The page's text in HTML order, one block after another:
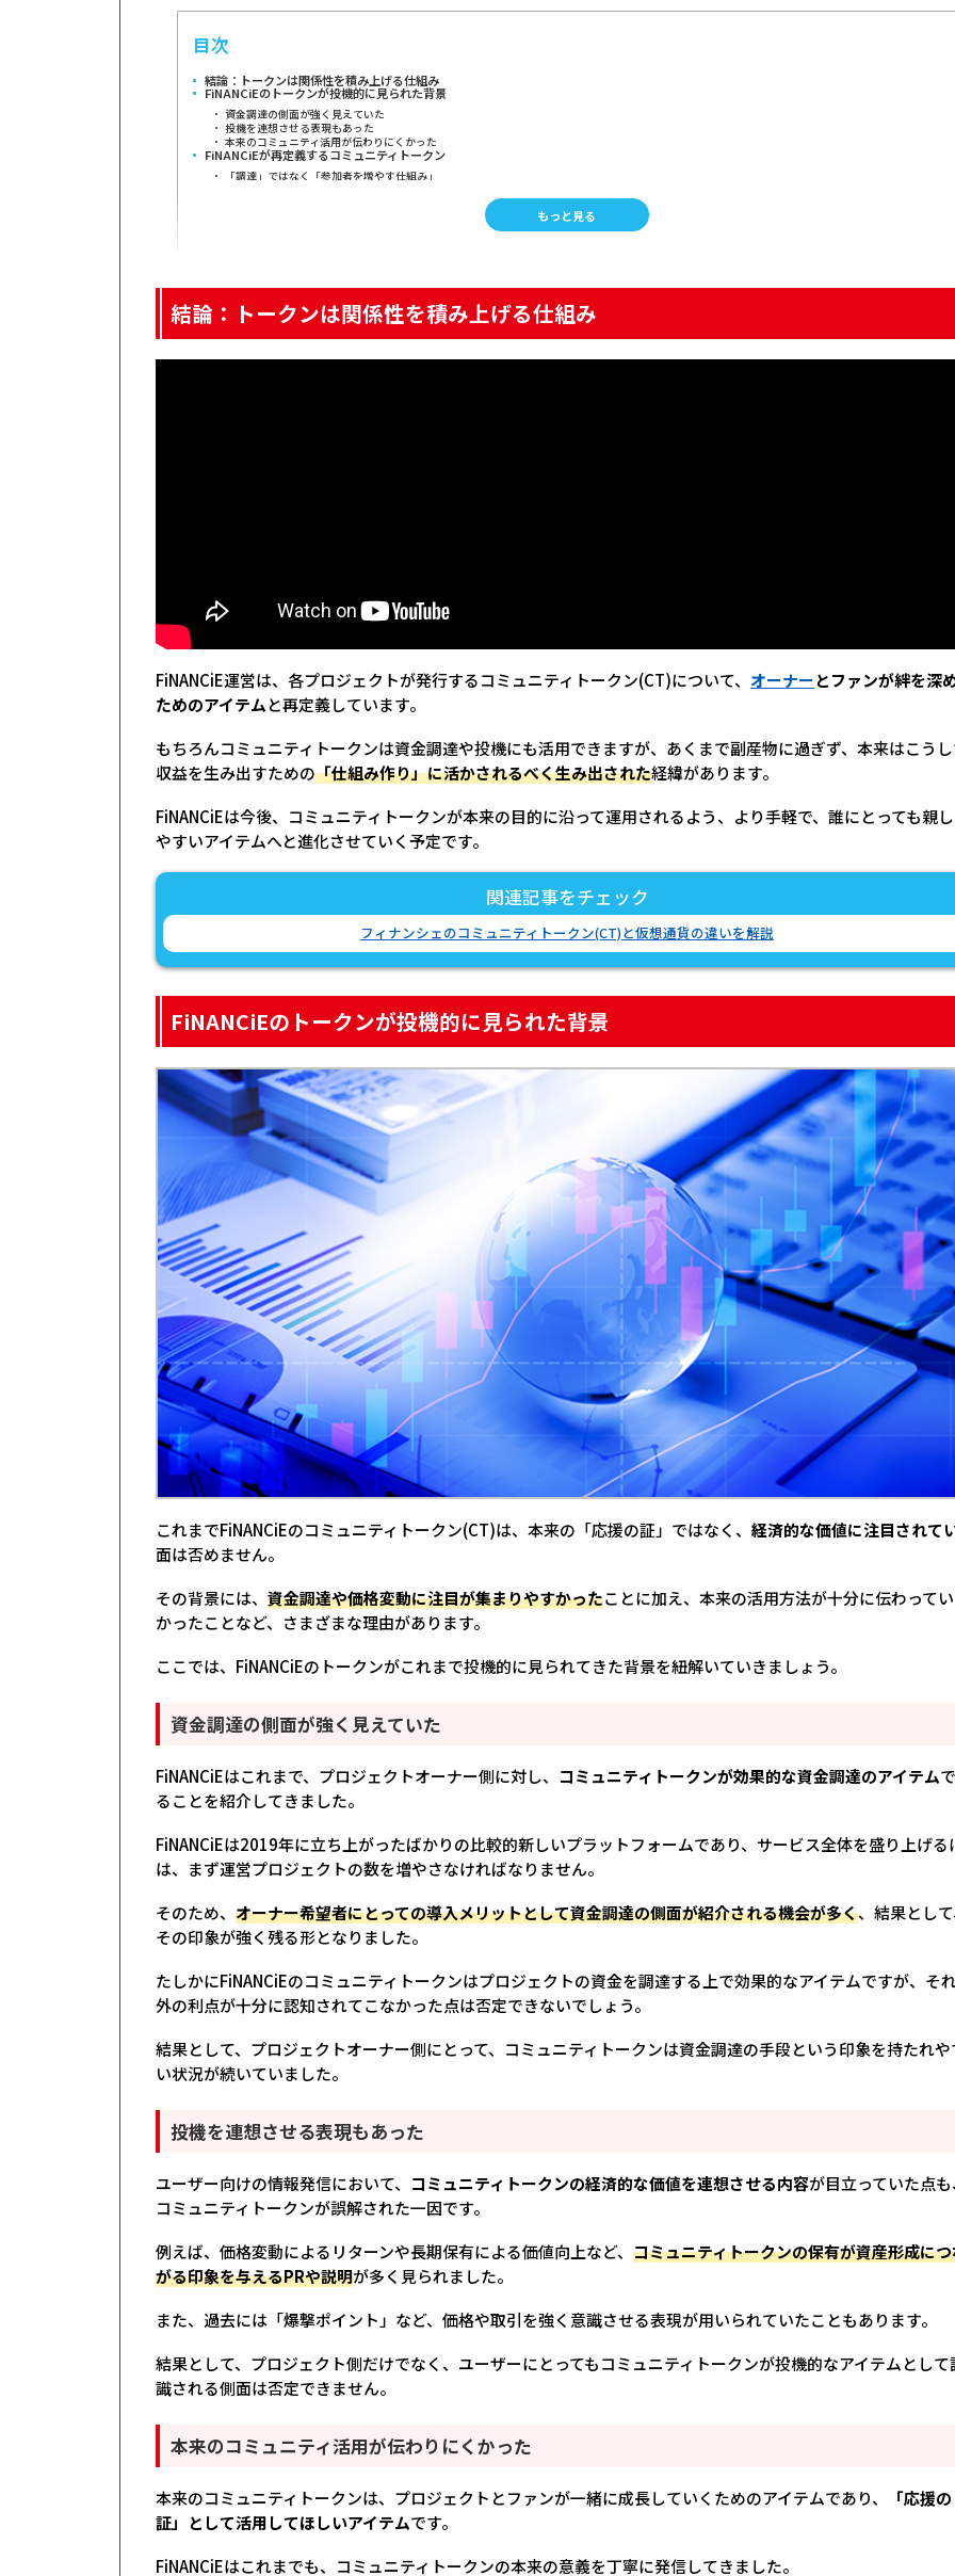
目次
結論：トークンは関係性を積み上げる仕組み
FiNANCiEのトークンが投機的に見られた背景
資金調達の側面が強く見えていた
投機を連想させる表現もあった
本来のコミュニティ活用が伝わりにくかった
FiNANCiEが再定義するコミュニティトークン
「調達」ではなく「参加者を増やす仕組み」
保有数に応じた特典設計がしやすくなる
コミュニティ参加の入口を広げられる
FiNANCiEが目指すトークンコミュニティの形
毎月5～10件ほど新しいコミュニティが立ち上がる
もっと見る
結論：トークンは関係性を積み上げる仕組み
FiNANCiE運営は、各プロジェクトが発行するコミュニティトークン(CT)について、 オーナーとファンが絆を深
ためのアイテムと再定義しています。
もちろんコミュニティトークンは資金調達や投機にも活用できますが、あくまで副産物に過ぎず、本来はこう
収益を生み出すための「仕組み作り」に活かされるべく生み出された経緯があります。
FiNANCiEは今後、コミュニティトークンが本来の目的に沿って運用されるよう、より手軽で、誰にとっても親
やすいアイテムへと進化させていく予定です。
関連記事をチェック
フィナンシェのコミュニティトークン(CT)と仮想通貨の違いを解説
FiNANCiEのトークンが投機的に見られた背景
これまでFiNANCiEのコミュニティトークン(CT)は、本来の「応援の証」ではなく、経済的な価値に注目されて
面は否めません。
その背景には、資金調達や価格変動に注目が集まりやすかったことに加え、本来の活用方法が十分に伝わって
かったことなど、さまざまな理由があります。
ここでは、FiNANCiEのトークンがこれまで投機的に見られてきた背景を紐解いていきましょう。
資金調達の側面が強く見えていた
FiNANCiEはこれまで、プロジェクトオーナー側に対し、 コミュニティトークンが効果的な資金調達のアイテム
ることを紹介してきました。
FiNANCiEは2019年に立ち上がったばかりの比較的新しいプラットフォームであり、サービス全体を盛り上げる
は、まず運営プロジェクトの数を増やさなければなりません。
そのため、オーナー希望者にとっての導入メリットとして資金調達の側面が紹介される機会が多く、結果とし
その印象が強く残る形となりました。
たしかにFiNANCiEのコミュニティトークンはプロジェクトの資金を調達する上で効果的なアイテムですが、そ
外の利点が十分に認知されてこなかった点は否定できないでしょう。
結果として、プロジェクトオーナー側にとって、コミュニティトークンは資金調達の手段という印象を持たれや
い状況が続いていました。
投機を連想させる表現もあった
ユーザー向けの情報発信において、 コミュニティトークンの経済的な価値を連想させる内容が目立っていた点
コミュニティトークンが誤解された一因です。
例えば、価格変動によるリターンや長期保有による価値向上など、コミュニティトークンの保有が資産形成に
がる印象を与えるPRや説明が多く見られました。
また、過去には「爆撃ポイント」など、価格や取引を強く意識させる表現が用いられていたこともあります。
結果として、プロジェクト側だけでなく、ユーザーにとってもコミュニティトークンが投機的なアイテムとして
識される側面は否定できません。
本来のコミュニティ活用が伝わりにくかった
本来のコミュニティトークンは、プロジェクトとファンが一緒に成長していくためのアイテムであり、
「応援の
証」として活用してほしいアイテムです。
FiNANCiEはこれまでも、コミュニティトークンの本来の意義を丁寧に発信してきました。